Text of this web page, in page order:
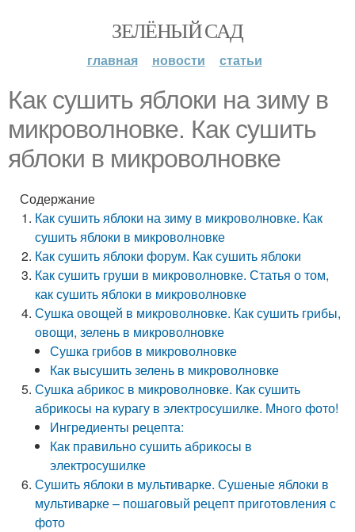
ЗЕЛЁНЫЙ САД
главная новости статьи
Как сушить яблоки на зиму в
микроволновке. Как сушить
яблоки в микроволновке
Содержание
Как сушить яблоки на зиму в микроволновке. Как
сушить яблоки в микроволновке
Как сушить яблоки форум. Как сушить яблоки
Как сушить груши в микроволновке. Статья о том,
как сушить яблоки в микроволновке
Сушка овощей в микроволновке. Как сушить грибы,
овощи, зелень в микроволновке
Сушка грибов в микроволновке
Как высушить зелень в микроволновке
Сушка абрикос в микроволновке. Как сушить
абрикосы на курагу в электросушилке. Много фото!
Ингредиенты рецепта:
Как правильно сушить абрикосы в
электросушилке
Сушить яблоки в мультиварке. Сушеные яблоки в
мультиварке – пошаговый рецепт приготовления с
фото